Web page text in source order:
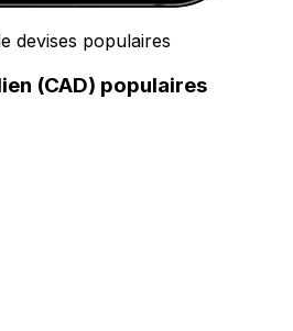
devises populaires
(CAD) populaires